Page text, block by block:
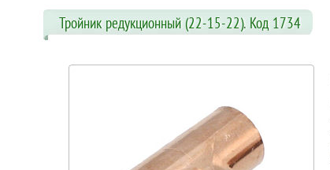
Тройник редукционный (22-15-22). Код 1734